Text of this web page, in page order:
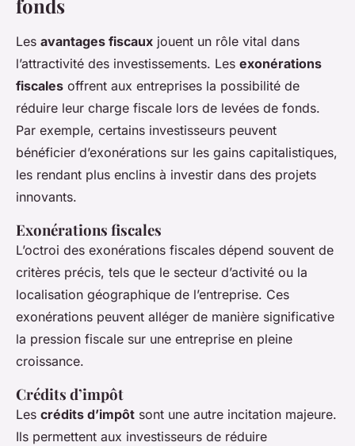
fonds
Les avantages fiscaux jouent un rôle vital dans
l’attractivité des investissements. Les exonérations
fiscales offrent aux entreprises la possibilité de
réduire leur charge fiscale lors de levées de fonds.
Par exemple, certains investisseurs peuvent
bénéficier d’exonérations sur les gains capitalistiques,
les rendant plus enclins à investir dans des projets
innovants.
Exonérations fiscales
L’octroi des exonérations fiscales dépend souvent de
critères précis, tels que le secteur d’activité ou la
localisation géographique de l’entreprise. Ces
exonérations peuvent alléger de manière significative
la pression fiscale sur une entreprise en pleine
croissance.
Crédits d’impôt
Les crédits d’impôt sont une autre incitation majeure.
Ils permettent aux investisseurs de réduire